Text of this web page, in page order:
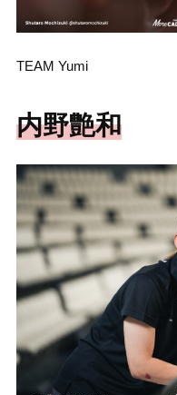
TEAM Yumi
内野艶和